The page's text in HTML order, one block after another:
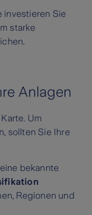
investieren Sie
starke
Anlagen
Um
sollten Sie Ihre
bekannte
Regionen und